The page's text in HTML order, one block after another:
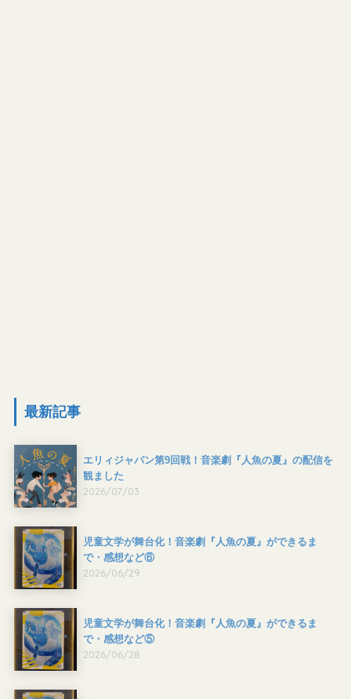
最新記事
エリィジャパン第9回戦！音楽劇『人魚の夏』の配信を
観ました
2026/07/03
児童文学が舞台化！音楽劇『人魚の夏』ができるま
で・感想など⑥
2026/06/29
児童文学が舞台化！音楽劇『人魚の夏』ができるま
で・感想など⑤
2026/06/28